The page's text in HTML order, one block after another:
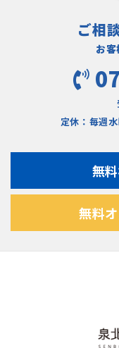
ご相
お客
定休：毎週
無
無料